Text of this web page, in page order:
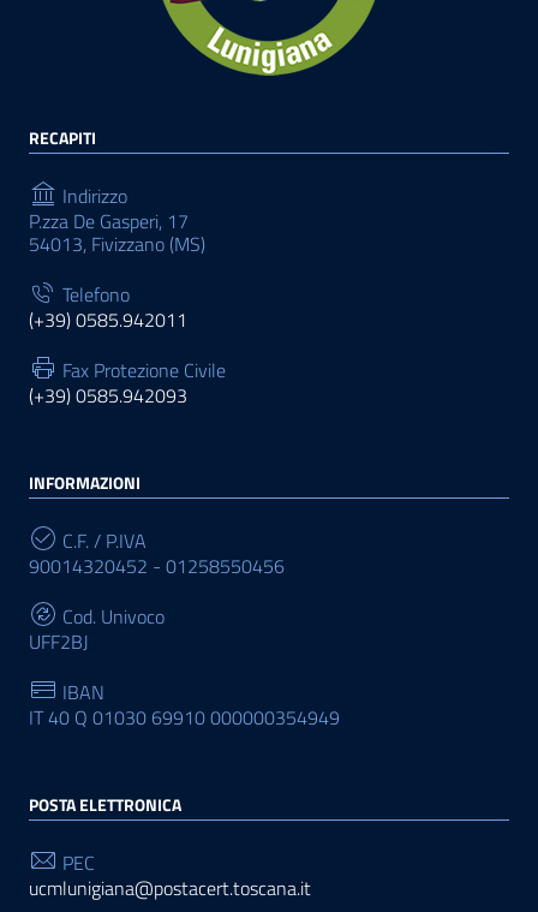
RECAPITI
Indirizzo
P.zza De Gasperi, 17
54013, Fivizzano (MS)
Telefono
(+39) 0585.942011
Fax Protezione Civile
(+39) 0585.942093
INFORMAZIONI
C.F. / P.IVA
90014320452 - 01258550456
Cod. Univoco
UFF2BJ
IBAN
IT 40 Q 01030 69910 000000354949
POSTA ELETTRONICA
PEC
ucmlunigiana@postacert.toscana.it